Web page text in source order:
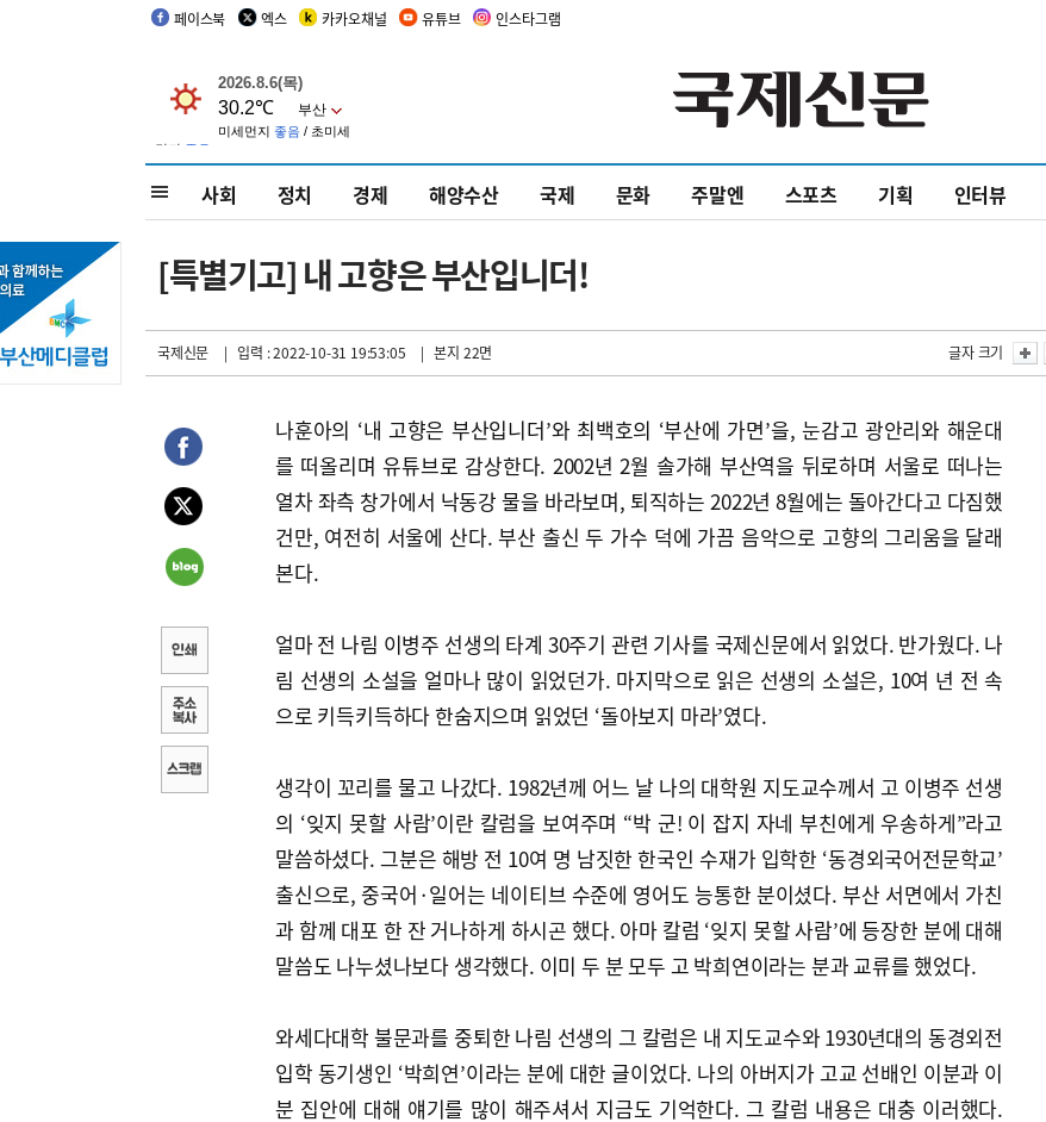
페이스북 엑스 카카오채널 유튜브 인스타그램
사회 정치 경제 해양수산 국제 문화 주말엔 스포츠 기획 인터뷰
[특별기고] 내 고향은 부산입니더!
국제신문 | 입력 : 2022-10-31 19:53:05 | 본지 22면 글자 크기
나훈아의 ‘내 고향은 부산입니더’와 최백호의 ‘부산에 가면’을, 눈감고 광안리와 해운대
를 떠올리며 유튜브로 감상한다. 2002년 2월 솔가해 부산역을 뒤로하며 서울로 떠나는
열차 좌측 창가에서 낙동강 물을 바라보며, 퇴직하는 2022년 8월에는 돌아간다고 다짐했
건만, 여전히 서울에 산다. 부산 출신 두 가수 덕에 가끔 음악으로 고향의 그리움을 달래
본다.
얼마 전 나림 이병주 선생의 타계 30주기 관련 기사를 국제신문에서 읽었다. 반가웠다. 나
림 선생의 소설을 얼마나 많이 읽었던가. 마지막으로 읽은 선생의 소설은, 10여 년 전 속
으로 키득키득하다 한숨지으며 읽었던 ‘돌아보지 마라’였다.
생각이 꼬리를 물고 나갔다. 1982년께 어느 날 나의 대학원 지도교수께서 고 이병주 선생
의 ‘잊지 못할 사람’이란 칼럼을 보여주며 “박 군! 이 잡지 자네 부친에게 우송하게”라고
말씀하셨다. 그분은 해방 전 10여 명 남짓한 한국인 수재가 입학한 ‘동경외국어전문학교’
출신으로, 중국어·일어는 네이티브 수준에 영어도 능통한 분이셨다. 부산 서면에서 가친
과 함께 대포 한 잔 거나하게 하시곤 했다. 아마 칼럼 ‘잊지 못할 사람’에 등장한 분에 대해
말씀도 나누셨나보다 생각했다. 이미 두 분 모두 고 박희연이라는 분과 교류를 했었다.
와세다대학 불문과를 중퇴한 나림 선생의 그 칼럼은 내 지도교수와 1930년대의 동경외전
입학 동기생인 ‘박희연’이라는 분에 대한 글이었다. 나의 아버지가 고교 선배인 이분과 이
분 집안에 대해 얘기를 많이 해주셔서 지금도 기억한다. 그 칼럼 내용은 대충 이러했다.